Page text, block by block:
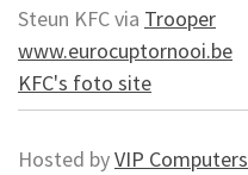
Steun KFC via Trooper
www.eurocuptornooi.be
KFC's foto site
Hosted byVIP Computers